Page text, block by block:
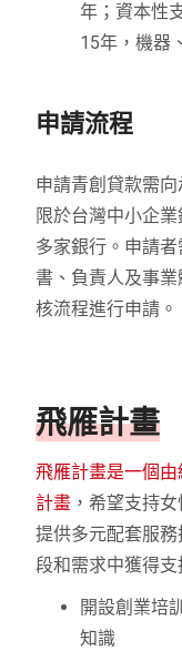
年；資本性
15年，機器
申請流程
申請青創貸款需
限於台灣中小企
多家銀行。申請
書、負責人及事
核流程進行申請。
飛雁計畫
飛雁計畫是一個
計畫 ，希望支持
提供多元配套服
段和需求中獲得支
開設創業培
知識